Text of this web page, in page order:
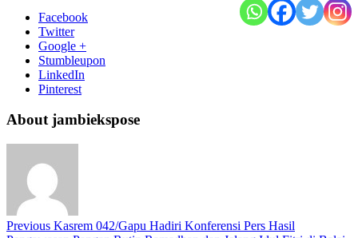
Facebook
Twitter
Google +
Stumbleupon
LinkedIn
Pinterest
About jambiekspose
Previous Kasrem 042/Gapu Hadiri Konferensi Pers Hasil